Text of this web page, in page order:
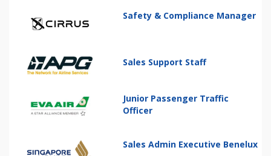
Safety & Compliance Manager
Sales Support Staff
Junior Passenger Traffic
Officer
Sales Admin Executive Benelux